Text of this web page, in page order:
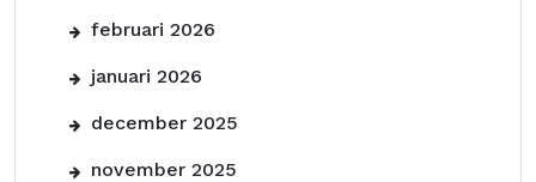
februari 2026
januari 2026
december 2025
november 2025